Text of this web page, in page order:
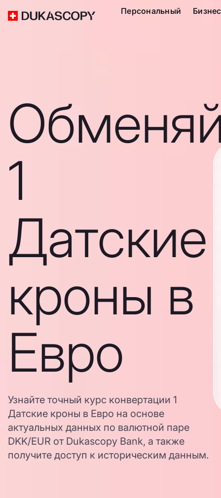
Персональный Бизнес
1
Датские
кроны в
Евро
Узнайте точный курс конвертации 1
Датские кроны в Евро на основе
актуальных данных по валютной паре
DKK/EUR от Dukascopy Bank, а также
получите доступ к историческим данным.